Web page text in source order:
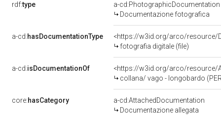
rdf:type
a-cd:PhotographicDocumentation
Documentazione fotografica
a-cd:hasDocumentationType
<https://w3id.org/arco/resource/
fotografia digitale (file)
a-cd:isDocumentationOf
<https://w3id.org/arco/resource/
collana/ vago - longobardo
core:hasCategory
a-cd:AttachedDocumentation
Documentazione allegata